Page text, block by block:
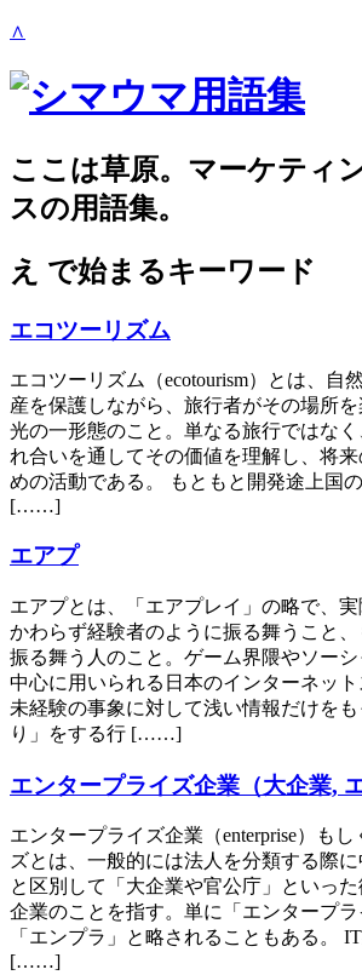
∧
ここは草原。マーケティ
スの用語集。
え で始まるキーワード
エコツーリズム
エコツーリズム（ecotourism）とは、自
産を保護しながら、旅行者がその場所
光の一形態のこと。単なる旅行ではな
れ合いを通してその価値を理解し、将
めの活動である。 もともと開発途上国
[……]
エアプ
エアプとは、「エアプレイ」の略で、
かわらず経験者のように振る舞うこと
振る舞う人のこと。ゲーム界隈やソー
中心に用いられる日本のインターネット
未経験の事象に対して浅い情報だけを
り」をする行 [……]
エンタープライズ企業（大企業,
エンタープライズ企業（enterprise）も
ズとは、一般的には法人を分類する際に
と区別して「大企業や官公庁」といっ
企業のことを指す。単に「エンタープラ
「エンプラ」と略されることもある。
[……]